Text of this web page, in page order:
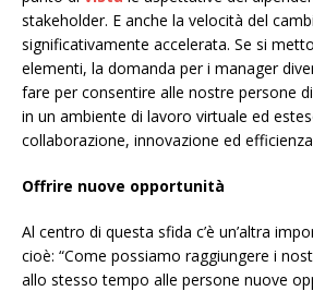
stakeholder. E anche la velocità del
significativamente accelerata. Se si
elementi, la domanda per i manager
fare per consentire alle nostre persone
in un ambiente di lavoro virtuale ed
collaborazione, innovazione ed
Offrire nuove opportunità
Al centro di questa sfida c’è un’altra
cioè: “Come possiamo raggiungere i
allo stesso tempo alle persone nuove